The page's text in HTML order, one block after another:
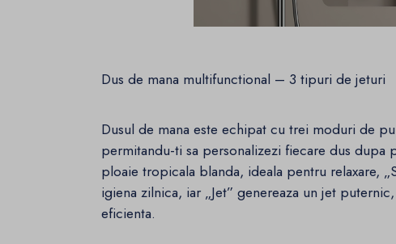
Dus de mana multifunctional – 3 tipuri de jeturi
Dusul de mana este echipat cu trei moduri de
permitandu-ti sa personalizezi fiecare dus dupa
ploaie tropicala blanda, ideala pentru relaxare,
igiena zilnica, iar „Jet” genereaza un jet
eficienta.